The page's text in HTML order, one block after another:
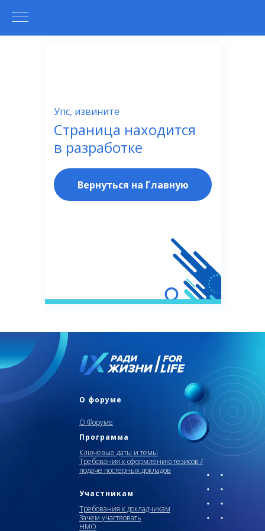
Страница находится
в разработке
Упс, извините
Вернуться на Главную
О форуме
О Форуме
Программа
Ключевые даты и темы
Требования к оформлению тезисов /
подаче постерных докладов
Участникам
Требования к докладчикам
Зачем участвовать
НМО